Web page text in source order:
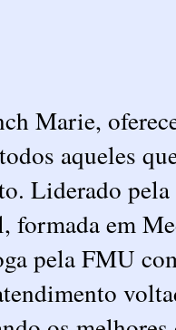
Marie,
aqueles
Liderado
formada em
pela FMU